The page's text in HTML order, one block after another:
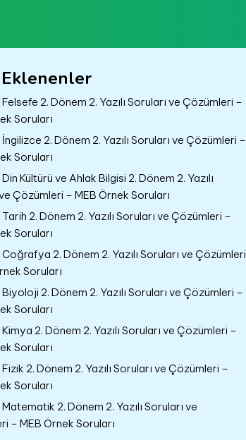
Felsefe 2. Dönem 2. Yazılı Soruları ve Çözümleri –
Soruları
İngilizce 2. Dönem 2. Yazılı Soruları ve Çözümleri –
Soruları
Din Kültürü ve Ahlak Bilgisi 2. Dönem 2. Yazılı
Çözümleri – MEB Örnek Soruları
Tarih 2. Dönem 2. Yazılı Soruları ve Çözümleri –
Soruları
Coğrafya 2. Dönem 2. Yazılı Soruları ve Çözümleri
Soruları
Biyoloji 2. Dönem 2. Yazılı Soruları ve Çözümleri –
Soruları
Kimya 2. Dönem 2. Yazılı Soruları ve Çözümleri –
Soruları
Fizik 2. Dönem 2. Yazılı Soruları ve Çözümleri –
Soruları
Matematik 2. Dönem 2. Yazılı Soruları ve
– MEB Örnek Soruları